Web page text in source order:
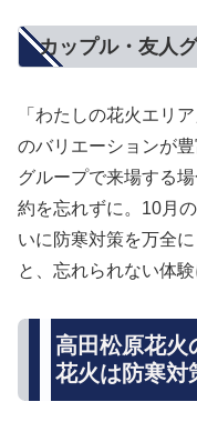
カップル・友人
「わたしの花火エリ
のバリエーションが
グループで来場する
約を忘れずに。10月
いに防寒対策を万全
と、忘れられない体験
高田松原花火
花火は防寒対